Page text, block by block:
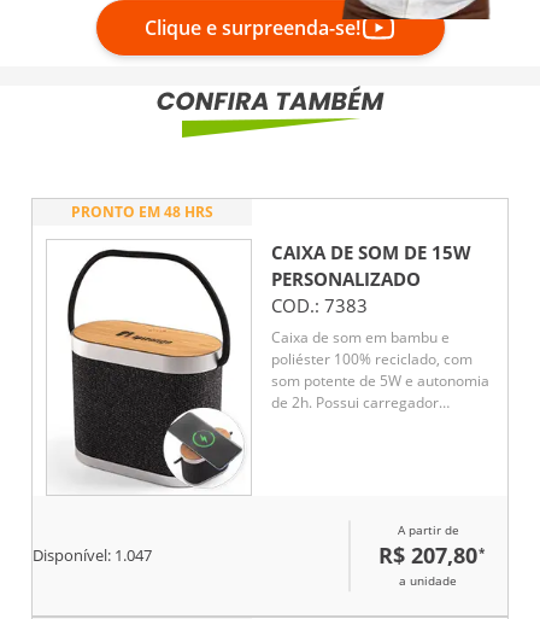
Clique e surpreenda-se!
PRONTO EM 48 HRS
CAIXA DE SOM DE 15W
PERSONALIZADO
COD.: 7383
Caixa de som em bambu e
poliéster 100% reciclado, com
som potente de 5W e autonomia
de 2h. Possui carregador
sem fio. Acompanha cabo USB-
C. Um brinde moderno, útil e
com apelo ecológico.
Disponível: 1.047
A partir de
R$ 207,80*
a unidade